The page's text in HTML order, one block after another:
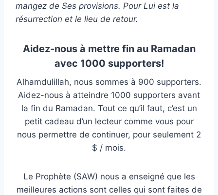
mangez de Ses provisions. Pour Lui est la
résurrection et le lieu de retour.
Aidez-nous à mettre fin au Ramadan
avec 1000 supporters!
Alhamdulillah, nous sommes à 900 supporters.
Aidez-nous à atteindre 1000 supporters avant
la fin du Ramadan. Tout ce qu’il faut, c’est un
petit cadeau d’un lecteur comme vous pour
nous permettre de continuer, pour seulement 2
$ / mois.
Le Prophète (SAW) nous a enseigné que les
meilleures actions sont celles qui sont faites de